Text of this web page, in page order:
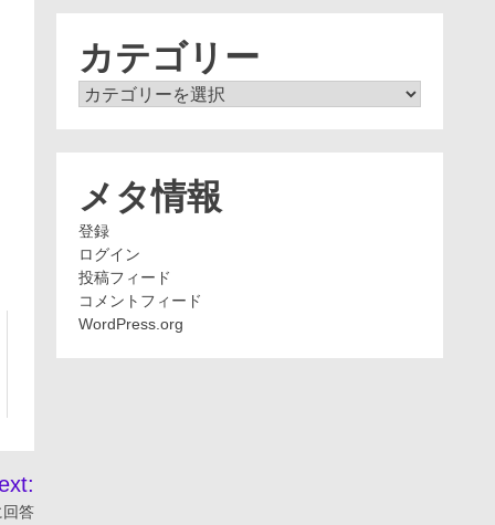
回答
カテゴリー
カ
メタ情報
登録
ログイン
投稿フィード
コメントフィード
WordPress.org